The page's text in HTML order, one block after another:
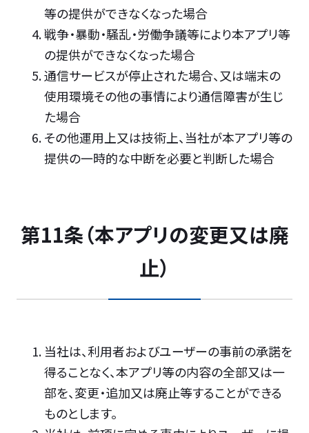
等の提供ができなくなった場合
戦争・暴動・騒乱・労働争議等により本アプリ等
の提供ができなくなった場合
通信サービスが停止された場合、又は端末の
使用環境その他の事情により通信障害が生じ
た場合
その他運用上又は技術上、当社が本アプリ等の
提供の一時的な中断を必要と判断した場合
第11条（本アプリの変更又は廃
止）
当社は、利用者およびユーザーの事前の承諾を
得ることなく、本アプリ等の内容の全部又は一
部を、変更・追加又は廃止等することができる
ものとします。